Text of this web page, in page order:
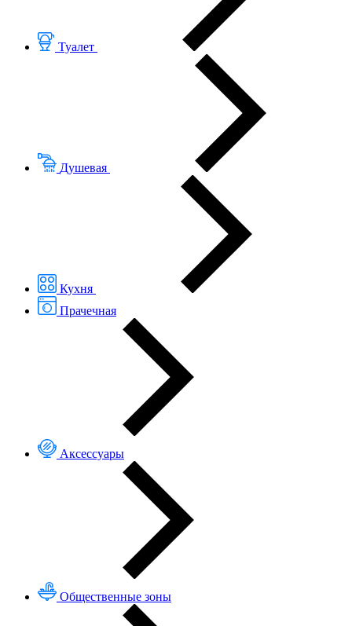
Туалет
Душевая
Кухня
Прачечная
Аксессуары
Общественные зоны